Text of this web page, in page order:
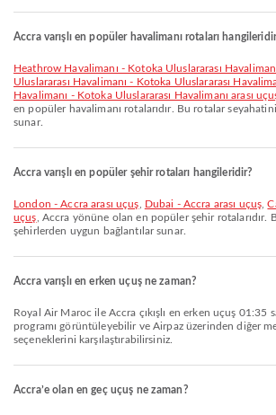
Accra varışlı en popüler havalimanı rotaları
Heathrow Havalimanı - Kotoka Uluslararası
Uluslararası Havalimanı - Kotoka Uluslararası
Havalimanı - Kotoka Uluslararası Havalimanı arası
en popüler havalimanı rotalarıdır. Bu rotalar
sunar.
Accra varışlı en popüler şehir rotaları hangileridir?
London - Accra arası uçuş Dubai - Accra arası uçuş ,
uçuş , Accra yönüne olan en popüler şehir rotalarıdır.
şehirlerden uygun bağlantılar sunar.
Accra varışlı en erken uçuş ne zaman?
Royal Air Maroc ile Accra çıkışlı en erken uçuş 01:35 saatinde kalkar. Bu
programı görüntüleyebilir ve Airpaz üzerinden diğer
seçeneklerini karşılaştırabilirsiniz.
Accra’e olan en geç uçuş ne zaman?